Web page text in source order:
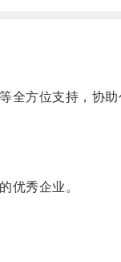
方位支持，协助
优秀企业。